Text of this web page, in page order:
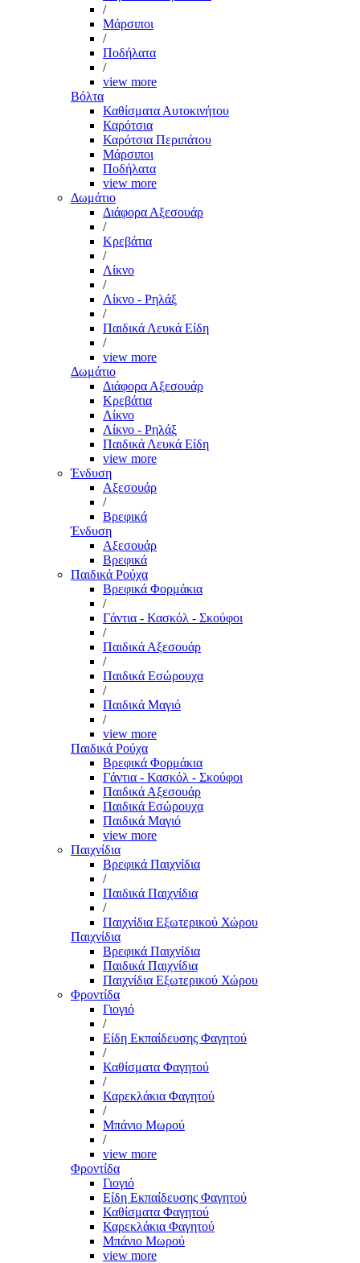
/
Μάρσιποι
/
Ποδήλατα
/
view more
Βόλτα
Καθίσματα Αυτοκινήτου
Καρότσια
Καρότσια Περιπάτου
Μάρσιποι
Ποδήλατα
view more
Δωμάτιο
Διάφορα Αξεσουάρ
/
Κρεβάτια
/
Λίκνο
/
Λίκνο - Ρηλάξ
/
Παιδικά Λευκά Είδη
/
view more
Δωμάτιο
Διάφορα Αξεσουάρ
Κρεβάτια
Λίκνο
Λίκνο - Ρηλάξ
Παιδικά Λευκά Είδη
view more
Ένδυση
Αξεσουάρ
/
Βρεφικά
Ένδυση
Αξεσουάρ
Βρεφικά
Παιδικά Ρούχα
Βρεφικά Φορμάκια
/
Γάντια - Κασκόλ - Σκούφοι
/
Παιδικά Αξεσουάρ
/
Παιδικά Εσώρουχα
/
Παιδικά Μαγιό
/
view more
Παιδικά Ρούχα
Βρεφικά Φορμάκια
Γάντια - Κασκόλ - Σκούφοι
Παιδικά Αξεσουάρ
Παιδικά Εσώρουχα
Παιδικά Μαγιό
view more
Παιχνίδια
Βρεφικά Παιχνίδια
/
Παιδικά Παιχνίδια
/
Παιχνίδια Εξωτερικού Χώρου
Παιχνίδια
Βρεφικά Παιχνίδια
Παιδικά Παιχνίδια
Παιχνίδια Εξωτερικού Χώρου
Φροντίδα
Γιογιό
/
Είδη Εκπαίδευσης Φαγητού
/
Καθίσματα Φαγητού
/
Καρεκλάκια Φαγητού
/
Μπάνιο Μωρού
/
view more
Φροντίδα
Γιογιό
Είδη Εκπαίδευσης Φαγητού
Καθίσματα Φαγητού
Καρεκλάκια Φαγητού
Μπάνιο Μωρού
view more